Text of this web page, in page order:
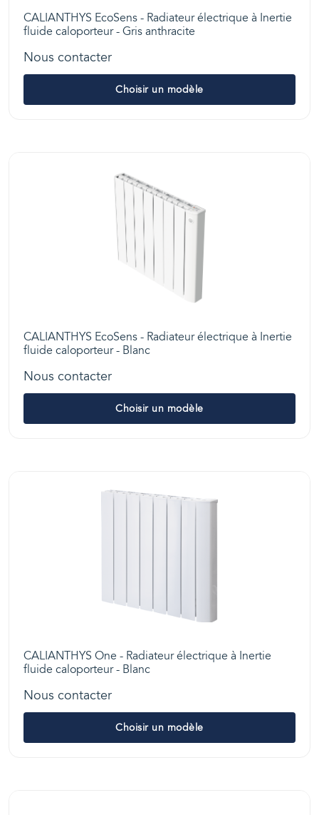
CALIANTHYS EcoSens - Radiateur électrique à Inertie
fluide caloporteur - Gris anthracite
Nous contacter
Choisir un modèle
CALIANTHYS EcoSens - Radiateur électrique à Inertie
fluide caloporteur - Blanc
Nous contacter
Choisir un modèle
CALIANTHYS One - Radiateur électrique à Inertie
fluide caloporteur - Blanc
Nous contacter
Choisir un modèle